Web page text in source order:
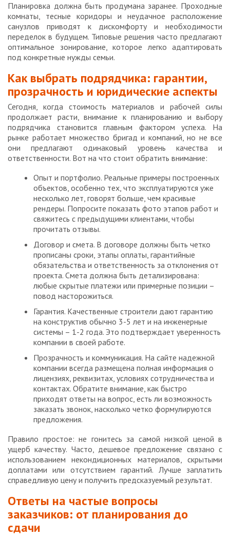
Планировка должна быть продумана заранее. Проходные
комнаты, тесные коридоры и неудачное расположение
санузлов приводят к дискомфорту и необходимости
переделок в будущем. Типовые решения часто предлагают
оптимальное зонирование, которое легко адаптировать
под конкретные нужды семьи.
Как выбрать подрядчика: гарантии,
прозрачность и юридические аспекты
Сегодня, когда стоимость материалов и рабочей силы
продолжает расти, внимание к планированию и выбору
подрядчика становится главным фактором успеха. На
рынке работает множество бригад и компаний, но не все
они предлагают одинаковый уровень качества и
ответственности. Вот на что стоит обратить внимание:
Опыт и портфолио. Реальные примеры построенных
объектов, особенно тех, что эксплуатируются уже
несколько лет, говорят больше, чем красивые
рендеры. Попросите показать фото этапов работ и
свяжитесь с предыдущими клиентами, чтобы
прочитать отзывы.
Договор и смета. В договоре должны быть четко
прописаны сроки, этапы оплаты, гарантийные
обязательства и ответственность за отклонения от
проекта. Смета должна быть детализирована:
любые скрытые платежи или примерные позиции –
повод насторожиться.
Гарантия. Качественные строители дают гарантию
на конструктив обычно 3-5 лет и на инженерные
системы – 1-2 года. Это подтверждает уверенность
компании в своей работе.
Прозрачность и коммуникация. На сайте надежной
компании всегда размещена полная информация о
лицензиях, реквизитах, условиях сотрудничества и
контактах. Обратите внимание, как быстро
приходят ответы на вопрос, есть ли возможность
заказать звонок, насколько четко формулируются
предложения.
Правило простое: не гонитесь за самой низкой ценой в
ущерб качеству. Часто, дешевое предложение связано с
использованием некондиционных материалов, скрытыми
доплатами или отсутствием гарантий. Лучше заплатить
справедливую цену и получить предсказуемый результат.
Ответы на частые вопросы
заказчиков: от планирования до
сдачи